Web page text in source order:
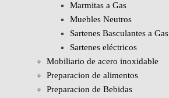
Marmitas a Gas
Muebles Neutros
Sartenes Basculantes a Gas
Sartenes eléctricos
Mobiliario de acero inoxidable
Preparacion de alimentos
Preparacion de Bebidas